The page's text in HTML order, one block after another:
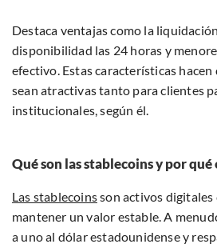
Destaca ventajas como la
disponibilidad las 24 horas y
efectivo. Estas características
sean atractivas tanto para clientes
institucionales, según él.
Qué son las stablecoins y por
Las stablecoinsson activos digitales
mantener un valor estable. A
a uno al dólar estadounidense y